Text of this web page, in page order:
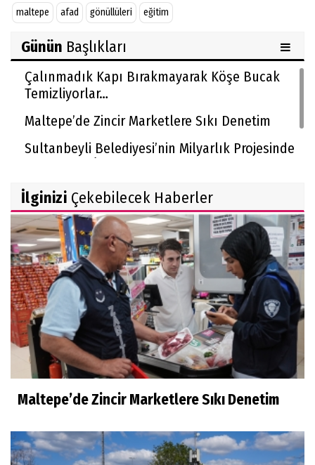
maltepe afad gönüllüleri eğitim
Günün Başlıkları
Çalınmadık Kapı Bırakmayarak Köşe Bucak
Temizliyorlar…
Maltepe’de Zincir Marketlere Sıkı Denetim
Sultanbeyli Belediyesi’nin Milyarlık Projesinde
İlginizi Çekebilecek Haberler
Maltepe’de Zincir Marketlere Sıkı Denetim